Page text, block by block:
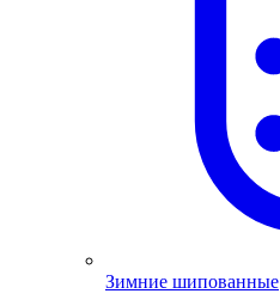
Зимние шипованные